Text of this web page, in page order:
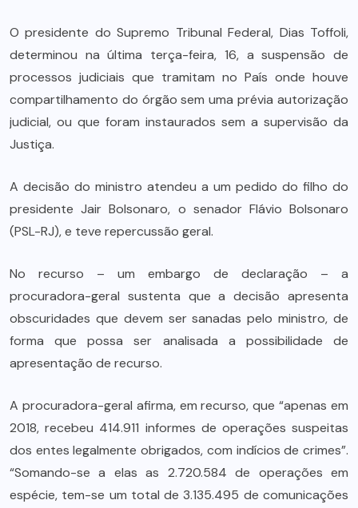
O presidente do Supremo Tribunal Federal, Dias Toffoli,
determinou na última terça-feira, 16, a suspensão de
processos judiciais que tramitam no País onde houve
compartilhamento do órgão sem uma prévia autorização
judicial, ou que foram instaurados sem a supervisão da
Justiça.
A decisão do ministro atendeu a um pedido do filho do
presidente Jair Bolsonaro, o senador Flávio Bolsonaro
(PSL-RJ), e teve repercussão geral.
No recurso – um embargo de declaração – a
procuradora-geral sustenta que a decisão apresenta
obscuridades que devem ser sanadas pelo ministro, de
forma que possa ser analisada a possibilidade de
apresentação de recurso.
A procuradora-geral afirma, em recurso, que “apenas em
2018, recebeu 414.911 informes de operações suspeitas
dos entes legalmente obrigados, com indícios de crimes”.
“Somando-se a elas as 2.720.584 de operações em
espécie, tem-se um total de 3.135.495 de comunicações